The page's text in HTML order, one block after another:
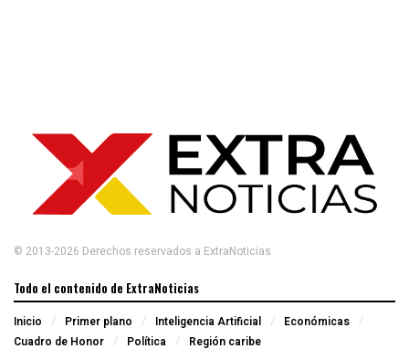
© 2013-2026 Derechos reservados a ExtraNoticias
Todo el contenido de ExtraNoticias
Inicio Primer plano Inteligencia Artificial
Económicas
Cuadro de Honor
Política Región caribe